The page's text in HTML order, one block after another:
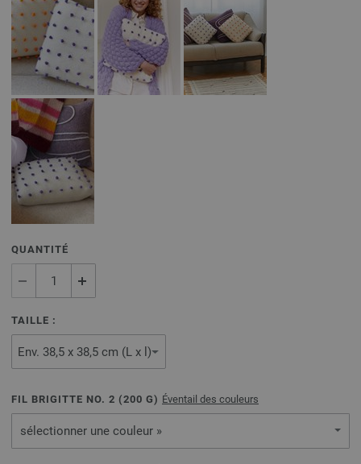
QUANTITÉ
TAILLE :
FIL BRIGITTE NO. 2 (200 G) Éventail des couleurs
sélectionner une couleur »